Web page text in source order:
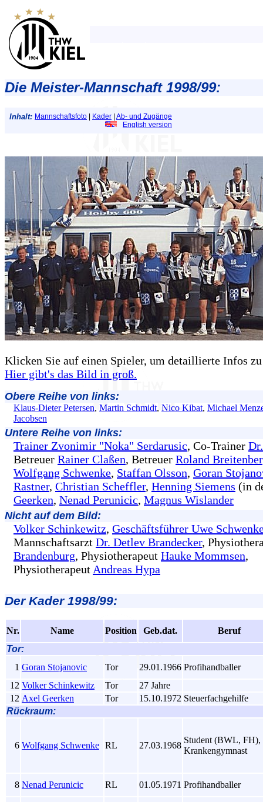
Die Meister-Mannschaft 1998/99:
Inhalt: Mannschaftsfoto Kader Ab- und Zugänge
English version
Klicken Sie auf einen Spieler, um detaillierte Infos
Hier gibt's das Bild in groß.
Obere Reihe von links:
Klaus-Dieter Petersen, Martin Schmidt, Nico Kibat, Michael
Jacobsen
Untere Reihe von links:
Trainer Zvonimir "Noka" Serdarusic, Co-Trainer
Betreuer Rainer Claßen, Betreuer Roland
Wolfgang Schwenke, Staffan Olsson, Goran
Rastner, Christian Scheffler, Henning Siemens (in
Geerken, Nenad Perunicic, Magnus Wislander
Nicht auf dem Bild:
Volker Schinkewitz, Geschäftsführer Uwe
Mannschaftsarzt Dr. Detlev Brandecker,
Brandenburg, Physiotherapeut Hauke Mommsen,
Physiotherapeut Andreas Hypa
Der Kader 1998/99:
Nr. Name Position Geb.dat.
Beruf
Tor:
1 Goran Stojanovic Tor 29.01.1966 Profihandballer
12 Volker Schinkewitz Tor
27 Jahre
12 Axel Geerken Tor 15.10.1972 Steuerfachgehilfe
Rückraum:
6 Wolfgang Schwenke RL 27.03.1968
Student (BWL, FH),
Krankengymnast
8 Nenad Perunicic RL 01.05.1971 Profihandballer